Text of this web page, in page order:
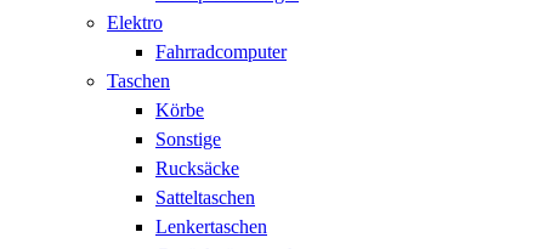
Elektro
Fahrradcomputer
Taschen
Körbe
Sonstige
Rucksäcke
Satteltaschen
Lenkertaschen